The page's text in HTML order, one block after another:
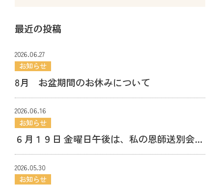
最近の投稿
2026.06.27
お知らせ
8月 お盆期間のお休みについて
2026.06.16
お知らせ
６月１９日 金曜日午後は、私の恩師送別会参
加のため１８時に診療が終了できる人数に達
し次第終了します。
2026.05.30
お知らせ